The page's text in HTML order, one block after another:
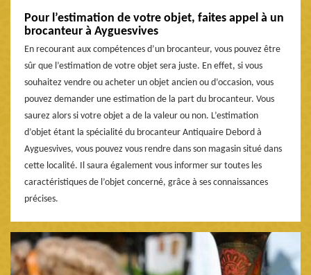
Pour l’estimation de votre objet, faites appel à un
brocanteur à Ayguesvives
En recourant aux compétences d’un brocanteur, vous pouvez être
sûr que l’estimation de votre objet sera juste. En effet, si vous
souhaitez vendre ou acheter un objet ancien ou d’occasion, vous
pouvez demander une estimation de la part du brocanteur. Vous
saurez alors si votre objet a de la valeur ou non. L’estimation
d’objet étant la spécialité du brocanteur Antiquaire Debord à
Ayguesvives, vous pouvez vous rendre dans son magasin situé dans
cette localité. Il saura également vous informer sur toutes les
caractéristiques de l’objet concerné, grâce à ses connaissances
précises.